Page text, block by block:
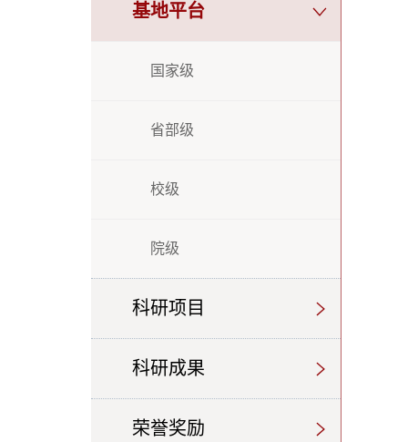
基地平台
国家级
省部级
校级
院级
科研项目
科研成果
荣誉奖励